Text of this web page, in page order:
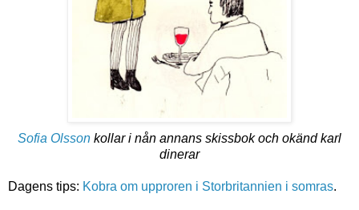
Sofia Olsson kollar i nån annans skissbok och okänd karl
dinerar
Dagens tips: Kobra om upproren i Storbritannien i somras.